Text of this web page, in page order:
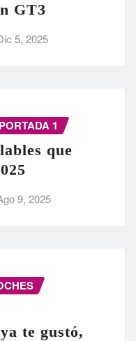
GT3
5, 2025
PORTADA 1
que
9, 2025
te gustó,